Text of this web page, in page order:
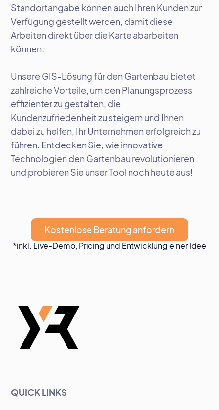
Standortangabe können auch Ihren Kunden zur
Verfügung gestellt werden, damit diese
Arbeiten direkt über die Karte abarbeiten
können.
Unsere GIS-Lösung für den Gartenbau bietet
zahlreiche Vorteile, um den Planungsprozess
effizienter zu gestalten, die
Kundenzufriedenheit zu steigern und Ihnen
dabei zu helfen, Ihr Unternehmen erfolgreich zu
führen. Entdecken Sie, wie innovative
Technologien den Gartenbau revolutionieren
und probieren Sie unser Tool noch heute aus!
Kostenlose Beratung anfordern
*inkl. Live-Demo, Pricing und Entwicklung einer Idee
QUICK LINKS